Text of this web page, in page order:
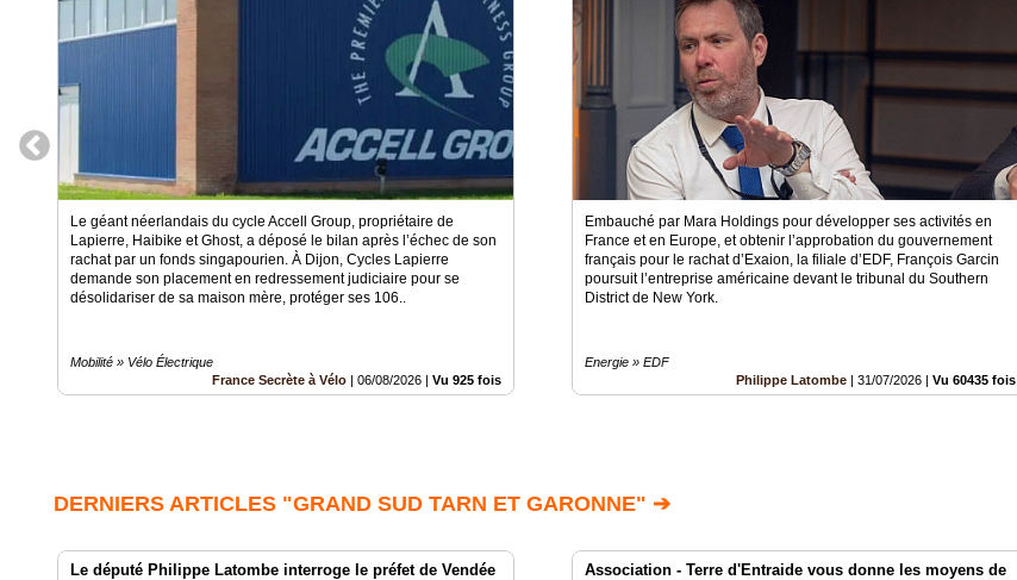
Le géant néerlandais du cycle Accell Group, propriétaire de
Lapierre, Haibike et Ghost, a déposé le bilan après l’échec de son
rachat par un fonds singapourien. À Dijon, Cycles Lapierre
demande son placement en redressement judiciaire pour se
désolidariser de sa maison mère, protéger ses 106..
Mobilité » Vélo Électrique
France Secrète à Vélo
06/08/2026 Vu 925 fois
Embauché par Mara Holdings pour développer ses activités en
France et en Europe, et obtenir l’approbation du gouvernement
français pour le rachat d’Exaion, la filiale d’EDF, François Garcin
poursuit l’entreprise américaine devant le tribunal du Southern
District de New York.
Energie » EDF
Philippe Latombe
31/07/2026 Vu 60435 fois
DERNIERS ARTICLES "GRAND SUD TARN ET GARONNE" ➔
Le député Philippe Latombe interroge le préfet de Vendée
Association - Terre d'Entraide vous donne les moyens de